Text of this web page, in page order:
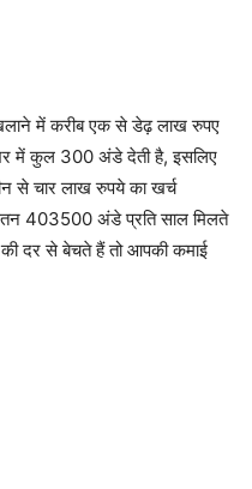
में करीब एक से डेढ़ लाख रुपए
में कुल 300 अंडे देती है, इसलिए
से चार लाख रुपये का खर्च
403500 अंडे प्रति साल मिलते
दर से बेचते हैं तो आपकी कमाई